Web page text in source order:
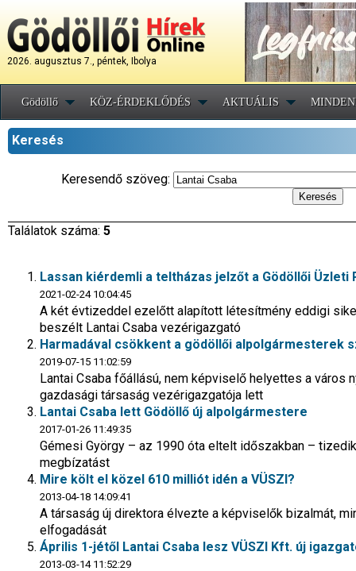
2026. augusztus 7., péntek, Ibolya
Gödöllő KÖZ-ÉRDEKLŐDÉS AKTUÁLIS
Keresés
Keresendő szöveg:
Találatok száma: 5
Lassan kiérdemli a teltházas jelzőt a Gödöllői Üzleti
2021-02-24 10:04:45
A két évtizeddel ezelőtt alapított létesítmény eddigi
beszélt Lantai Csaba vezérigazgató
Harmadával csökkent a gödöllői alpolgármesterek
2019-07-15 11:02:59
Lantai Csaba főállású, nem képviselő helyettes a város
gazdasági társaság vezérigazgatója lett
Lantai Csaba lett Gödöllő új alpolgármestere
2017-01-26 11:49:35
Gémesi György – az 1990 óta eltelt időszakban –
megbízatást
Mire költ el közel 610 milliót idén a VÜSZI?
2013-04-18 14:09:41
A társaság új direktora élvezte a képviselők bizalmát,
elfogadását
Április 1-jétől Lantai Csaba lesz VÜSZI Kft. új
2013-03-14 11:52:29